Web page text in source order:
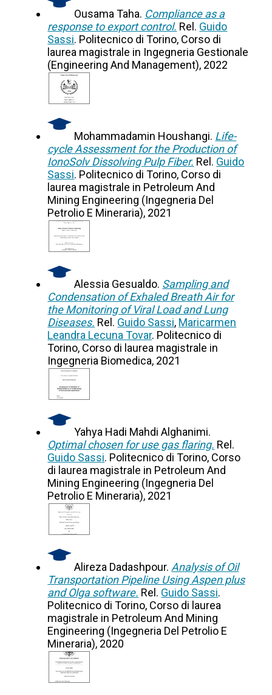
Ousama Taha. Compliance as a
response to export control. Rel. Guido
Sassi. Politecnico di Torino, Corso di
laurea magistrale in Ingegneria Gestionale
(Engineering And Management), 2022
Mohammadamin Houshangi. Life-
cycle Assessment for the Production of
IonoSolv Dissolving Pulp Fiber. Rel. Guido
Sassi. Politecnico di Torino, Corso di
laurea magistrale in Petroleum And
Mining Engineering (Ingegneria Del
Petrolio E Mineraria), 2021
Alessia Gesualdo. Sampling and
Condensation of Exhaled Breath Air for
the Monitoring of Viral Load and Lung
Diseases. Rel. Guido Sassi, Maricarmen
Leandra Lecuna Tovar. Politecnico di
Torino, Corso di laurea magistrale in
Ingegneria Biomedica, 2021
Yahya Hadi Mahdi Alghanimi.
Optimal chosen for use gas flaring. Rel.
Guido Sassi. Politecnico di Torino, Corso
di laurea magistrale in Petroleum And
Mining Engineering (Ingegneria Del
Petrolio E Mineraria), 2021
Alireza Dadashpour.Analysis of Oil
Transportation Pipeline Using Aspen plus
and Olga software. Rel. Guido Sassi.
Politecnico di Torino, Corso di laurea
magistrale in Petroleum And Mining
Engineering (Ingegneria Del Petrolio E
Mineraria), 2020